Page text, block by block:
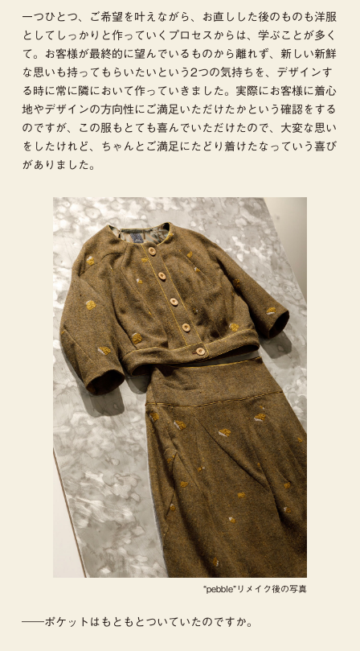
一つひとつ、ご希望を叶えながら、お直しした後のものも洋服
としてしっかりと作っていくプロセスからは、学ぶことが多く
て。お客様が最終的に望んでいるものから離れず、新しい新鮮
な思いも持ってもらいたいという2つの気持ちを、デザインす
る時に常に隣において作っていきました。実際にお客様に着心
地やデザインの方向性にご満足いただけたかという確認をする
のですが、この服もとても喜んでいただけたので、大変な思い
をしたけれど、ちゃんとご満足にたどり着けたなっていう喜び
がありました。
“pebble”リメイク後の写真
――ポケットはもともとついていたのですか。